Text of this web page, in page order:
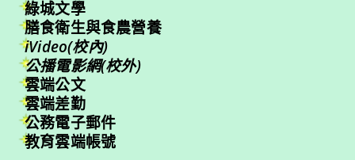
綠城文學
膳食衛生與食農營養
iVideo(校內)
公播電影網(校外)
雲端公文
雲端差勤
公務電子郵件
教育雲端帳號